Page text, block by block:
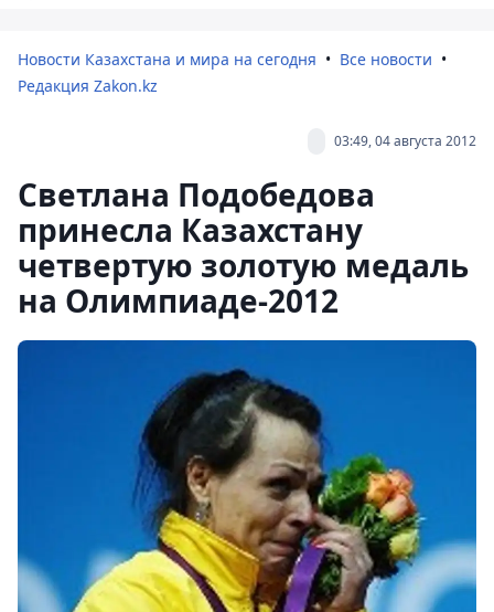
Новости Казахстана и мира на сегодня
Все новости
Редакция Zakon.kz
03:49, 04 августа 2012
Светлана Подобедова
принесла Казахстану
четвертую золотую медаль
на Олимпиаде-2012